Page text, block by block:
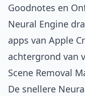
Goodnotes en
Neural Engine
apps van Apple
achtergrond van
Scene Removal
De snellere